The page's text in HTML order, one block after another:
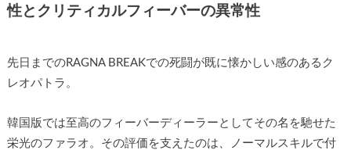
性とクリティカルフィーバーの異常性
先日までのRAGNA BREAKでの死闘が既に懐かしい感のあるク
レオパトラ。
韓国版では至高のフィーバーディーラーとしてその名を馳せた
栄光のファラオ。その評価を支えたのは、ノーマルスキルで付